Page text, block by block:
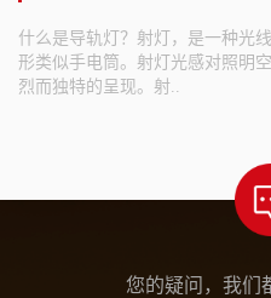
什么是导轨灯？射灯，是一种光
形类似手电筒。射灯光感对照明
烈而独特的呈现。射..
您的疑问，我们